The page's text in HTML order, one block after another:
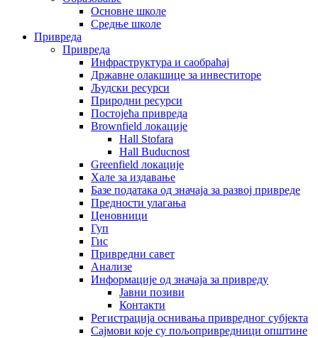
Основне школе
Средње школе
Привреда
Привреда
Инфраструктура и саобраћај
Државне олакшице за инвеститоре
Људски ресурси
Природни ресурси
Постојећа привреда
Brownfield локације
Hall Stofara
Hall Buducnost
Greenfield локације
Хале за издавање
Базе података од значаја за развој привреде
Предности улагања
Ценовници
Гуп
Гис
Привредни савет
Aнализе
Информације од значаја за привреду
Јавни позиви
Контакти
Регистрација оснивања привредног субјекта
Сајмови које су пољопривредници општине